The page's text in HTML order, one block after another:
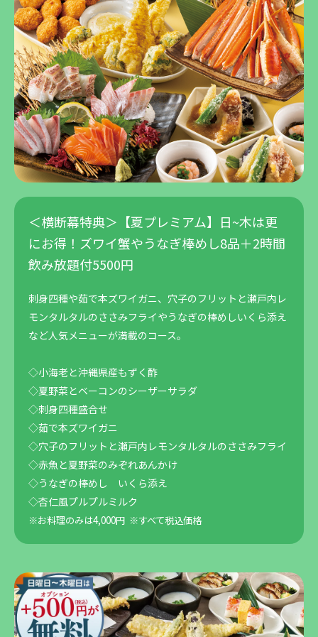
＜横断幕特典＞【夏プレミアム】日~木は更
にお得！ズワイ蟹やうなぎ棒めし8品＋2時間
飲み放題付5500円
刺身四種や茹で本ズワイガニ、穴子のフリットと瀬戸内レ
モンタルタルのささみフライやうなぎの棒めしいくら添え
など人気メニューが満載のコース。
◇小海老と沖縄県産もずく酢
◇夏野菜とベーコンのシーザーサラダ
◇刺身四種盛合せ
◇茹で本ズワイガニ
◇穴子のフリットと瀬戸内レモンタルタルのささみフライ
◇赤魚と夏野菜のみぞれあんかけ
◇うなぎの棒めし いくら添え
◇杏仁風プルプルミルク
※お料理のみは4,000円 ※すべて税込価格